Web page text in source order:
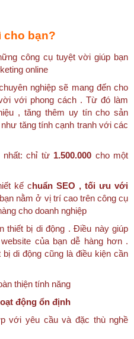
cho bạn?
công cụ tuyệt vời giúp bạn
online
nghiệp sẽ mang đến cho
với phong cách . Từ đó làm
, tăng thêm uy tín cho sản
tăng tính cạnh tranh với các
nhất: chỉ từ 1.500.000 cho một
kế chuẩn SEO , tối ưu với
nằm ở vị trí cao trên công cụ
cho doanh nghiệp
thiết bị di động . Điều này giúp
của bạn dễ hàng hơn .
di động cũng là điều kiện cần
thiện tính năng
động ổn định
với yêu cầu và đặc thù nghề